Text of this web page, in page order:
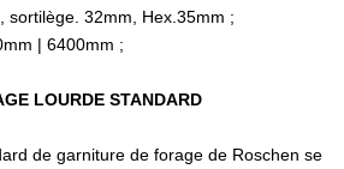
sortilège. 32mm, Hex.35mm ;
| 6400mm ;
LOURDE STANDARD
de garniture de forage de Roschen se